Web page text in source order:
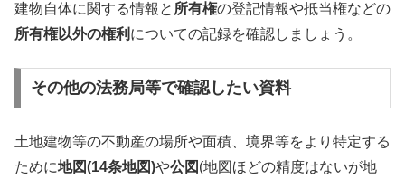
建物自体に関する情報と 所有権の登記情報や抵当権などの
所有権以外の権利 についての記録を確認しましょう。
その他の法務局等で確認したい資料
土地建物等の不動産の場所や面積、境界等をより特定する
ために地図(14条地図)や公図 (地図ほどの精度はないが地